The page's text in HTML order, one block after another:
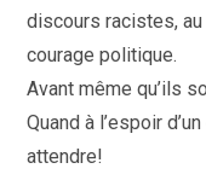
discours racistes,
courage politique.
Avant même qu’ils
Quand à l’espoir
attendre!